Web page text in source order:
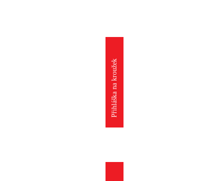
Přihláška na kroužek